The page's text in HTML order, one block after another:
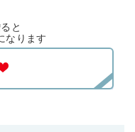
と
なります